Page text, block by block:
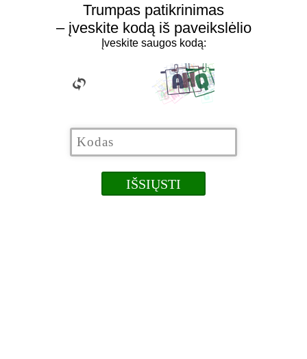
Trumpas patikrinimas
– įveskite kodą iš paveikslėlio
Įveskite saugos kodą: